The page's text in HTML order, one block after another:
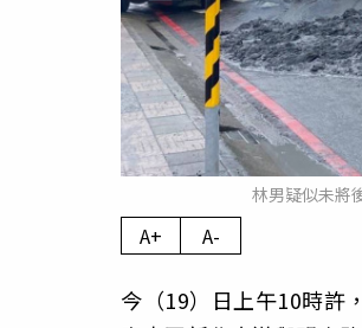
林男疑似未將
A+ A-
今（19）日上午10時許